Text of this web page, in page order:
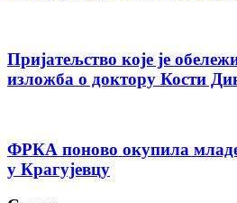
Пријатељство које је
изложба о доктору Кости
ФРКА поново окупила
у Крагујевцу